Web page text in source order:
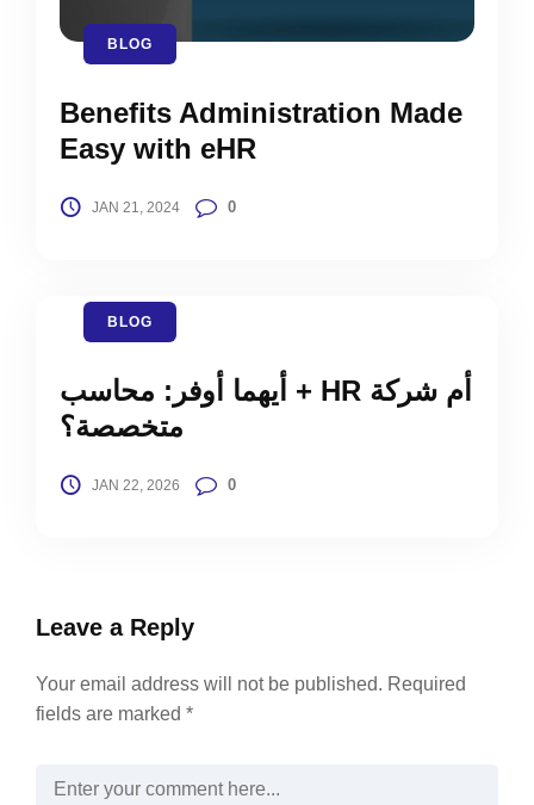
BLOG
Benefits Administration Made
Easy with eHR
JAN 21, 2024 0
BLOG
أيهما أوفر: محاسب + HR أم شركة
متخصصة؟
JAN 22, 2026 0
Leave a Reply
Your email address will not be published. Required
fields are marked *